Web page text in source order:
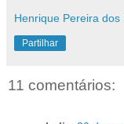
Henrique Pereira dos
Partilhar
11 comentários: